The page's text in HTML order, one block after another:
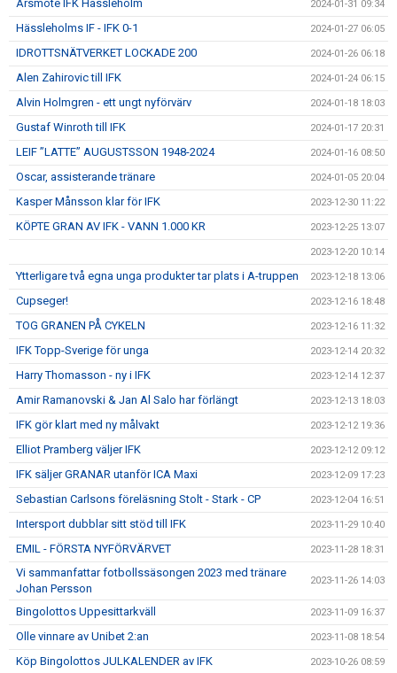
Årsmöte IFK Hässleholm 2024-01-31 09:34
Hässleholms IF - IFK 0-1 2024-01-27 06:05
IDROTTSNÄTVERKET LOCKADE 200 2024-01-26 06:18
Alen Zahirovic till IFK 2024-01-24 06:15
Alvin Holmgren - ett ungt nyförvärv 2024-01-18 18:03
Gustaf Winroth till IFK 2024-01-17 20:31
LEIF ”LATTE” AUGUSTSSON 1948-2024 2024-01-16 08:50
Oscar, assisterande tränare 2024-01-05 20:04
Kasper Månsson klar för IFK 2023-12-30 11:22
KÖPTE GRAN AV IFK - VANN 1.000 KR 2023-12-25 13:07
2023-12-20 10:14
Ytterligare två egna unga produkter tar plats i A-truppen 2023-12-18 13:06
Cupseger! 2023-12-16 18:48
TOG GRANEN PÅ CYKELN 2023-12-16 11:32
IFK Topp-Sverige för unga 2023-12-14 20:32
Harry Thomasson - ny i IFK 2023-12-14 12:37
Amir Ramanovski & Jan Al Salo har förlängt 2023-12-13 18:03
IFK gör klart med ny målvakt 2023-12-12 19:36
Elliot Pramberg väljer IFK 2023-12-12 09:12
IFK säljer GRANAR utanför ICA Maxi 2023-12-09 17:23
Sebastian Carlsons föreläsning Stolt - Stark - CP 2023-12-04 16:51
Intersport dubblar sitt stöd till IFK 2023-11-29 10:40
EMIL - FÖRSTA NYFÖRVÄRVET 2023-11-28 18:31
Vi sammanfattar fotbollssäsongen 2023 med tränare
Johan Persson
2023-11-26 14:03
Bingolottos Uppesittarkväll 2023-11-09 16:37
Olle vinnare av Unibet 2:an 2023-11-08 18:54
Köp Bingolottos JULKALENDER av IFK 2023-10-26 08:59